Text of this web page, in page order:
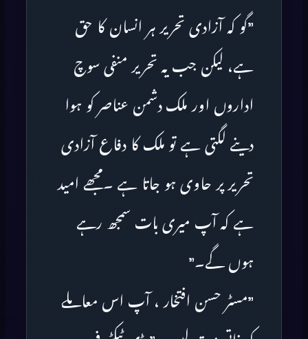
”گو کہ آزادی تحریر ہر انسان کا حق
ہے، لیکن جب یہ تحریر منفی سوچ
اداروں اور ملک دشمن عناصر کو ہوا
دینے لگتی ہے تو ملک کا دفاع آزادی
تحریر پر حاوی ہو جاتا ہے ۔مجھے امید
ہے کہ آپ میری بات سمجھ رہے
ہوں گے۔”
”مسٹر حسن افتخار ، آپ اس معاملے